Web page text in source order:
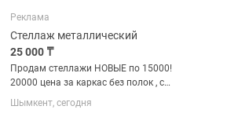
мерчендайзеров по простому вкратце:
-...
Реклама
Стеллаж металлический
25 000 ₸
Продам стеллажи НОВЫЕ по 15000!
20000 цена за каркас без полок , с
полками 25000 Отличное качество ,
выдерживает 120 кг на 1 полку . В
Шымкент, сегодня